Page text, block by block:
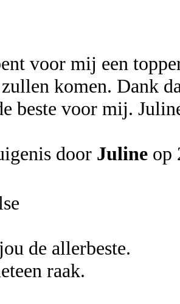
voor mij een
komen. Dank
beste voor mij.
door Juline op
de allerbeste.
raak.